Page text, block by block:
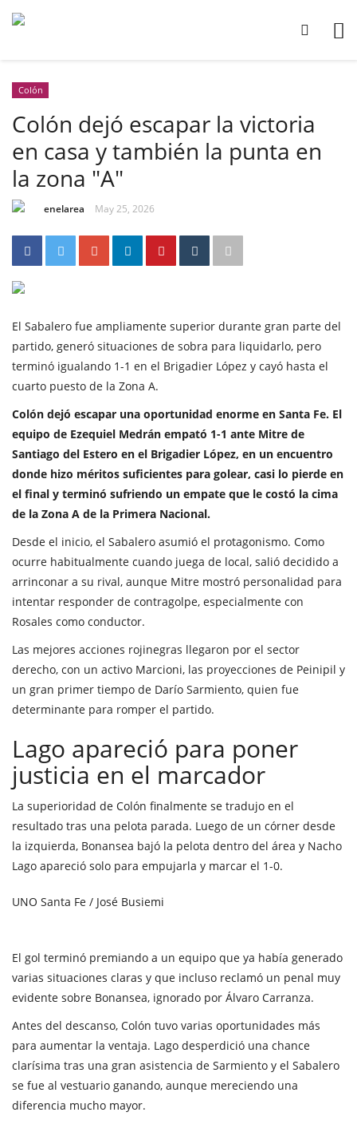
Colón
Colón dejó escapar la victoria
en casa y también la punta en
la zona "A"
enelarea May 25, 2026
El Sabalero fue ampliamente superior durante gran parte del
partido, generó situaciones de sobra para liquidarlo, pero
terminó igualando 1-1 en el Brigadier López y cayó hasta el
cuarto puesto de la Zona A.
Colón dejó escapar una oportunidad enorme en Santa Fe. El
equipo de Ezequiel Medrán empató 1-1 ante Mitre de
Santiago del Estero en el Brigadier López, en un encuentro
donde hizo méritos suficientes para golear, casi lo pierde en
el final y terminó sufriendo un empate que le costó la cima
de la Zona A de la Primera Nacional.
Desde el inicio, el Sabalero asumió el protagonismo. Como
ocurre habitualmente cuando juega de local, salió decidido a
arrinconar a su rival, aunque Mitre mostró personalidad para
intentar responder de contragolpe, especialmente con
Rosales como conductor.
Las mejores acciones rojinegras llegaron por el sector
derecho, con un activo Marcioni, las proyecciones de Peinipil y
un gran primer tiempo de Darío Sarmiento, quien fue
determinante para romper el partido.
Lago apareció para poner
justicia en el marcador
La superioridad de Colón finalmente se tradujo en el
resultado tras una pelota parada. Luego de un córner desde
la izquierda, Bonansea bajó la pelota dentro del área y Nacho
Lago apareció solo para empujarla y marcar el 1-0.
UNO Santa Fe / José Busiemi
El gol terminó premiando a un equipo que ya había generado
varias situaciones claras y que incluso reclamó un penal muy
evidente sobre Bonansea, ignorado por Álvaro Carranza.
Antes del descanso, Colón tuvo varias oportunidades más
para aumentar la ventaja. Lago desperdició una chance
clarísima tras una gran asistencia de Sarmiento y el Sabalero
se fue al vestuario ganando, aunque mereciendo una
diferencia mucho mayor.